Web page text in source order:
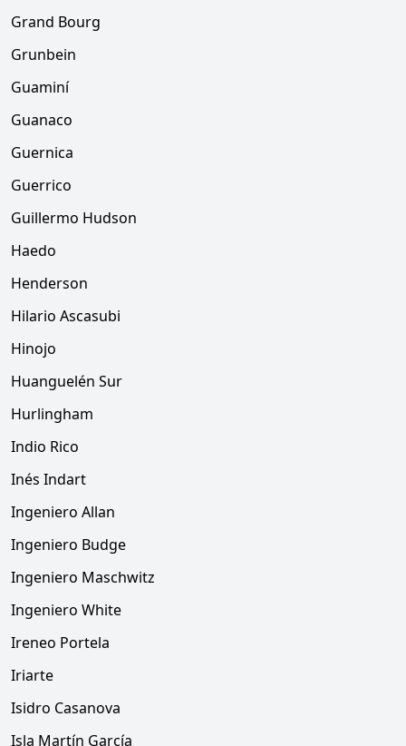
Grand Bourg
Grunbein
Guaminí
Guanaco
Guernica
Guerrico
Guillermo Hudson
Haedo
Henderson
Hilario Ascasubi
Hinojo
Huanguelén Sur
Hurlingham
Indio Rico
Inés Indart
Ingeniero Allan
Ingeniero Budge
Ingeniero Maschwitz
Ingeniero White
Ireneo Portela
Iriarte
Isidro Casanova
Isla Martín García